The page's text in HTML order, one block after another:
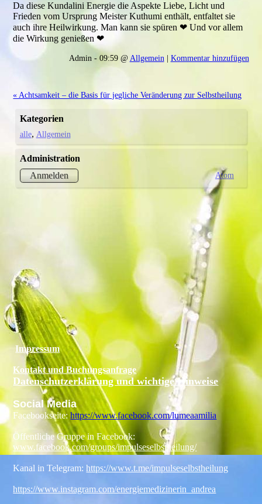
Da diese Kundalini Energie die Aspekte Liebe, Licht und
Frieden vom Ursprung Meister Kuthumi enthält, entfaltet sie
auch ihre Heilwirkung. Man kann sie spüren ❤ Und vor allem
die Wirkung genießen ❤
Admin - 09:59 @Allgemein| Kommentar hinzufügen
« Achtsamkeit – die Basis für jegliche Veränderung zur Selbstheilung
Kategorien
alle Allgemein
Administration
Anmelden
Atom
Impressum
Kontakt und Buchungsanfrage
Datenschutzerklärung und wichtige Hinweise
Social Media
Facebookseite:https://www.facebook.com/lumeaamilia
Öffentliche Gruppe in Facebook:
www.facebook.com/groups/impulseselbstheilung/
Kanal in Telegram: https://www.t.me/impulseselbstheilung
https://www.instagram.com/energiemedizinerin_andrea